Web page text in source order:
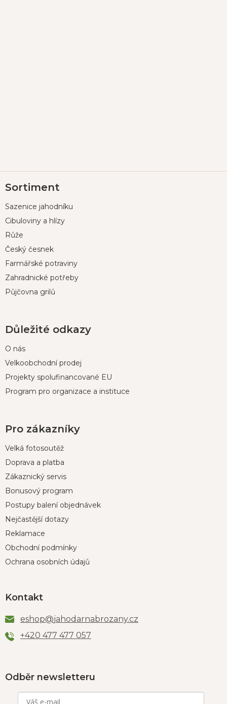
á
a
Sortiment
Sazenice jahodníku
Cibuloviny a hlízy
Růže
Český česnek
Farmářské potraviny
Zahradnické potřeby
Půjčovna grilů
Důležité odkazy
O nás
Velkoobchodní prodej
Projekty spolufinancované EU
Program pro organizace a instituce
Pro zákazníky
Velká fotosoutěž
Doprava a platba
Zákaznický servis
Bonusový program
Postupy balení objednávek
Nejčastější dotazy
Reklamace
Obchodní podmínky
Ochrana osobních údajů
Kontakt
eshop@jahodarnabrozany.cz
+420 477 477 057
Odběr newsletteru